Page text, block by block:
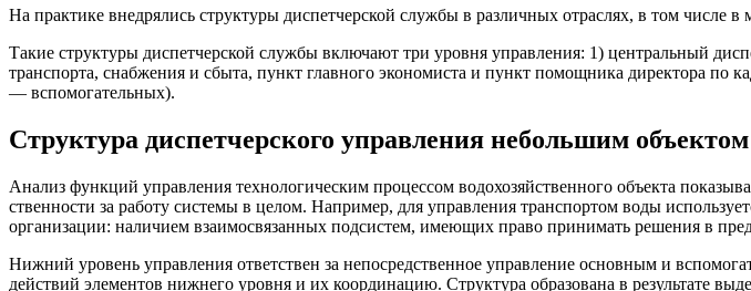
На практике внедрялись структуры диспетчерской службы в различных отрас­лях, в том
Такие струк­туры диспетчерской службы включают три уровня управления: 1) центральный
транспорта, снабжения и сбыта, пункт главного экономиста и пункт помощника директора по
— вспомогательных).
Структура диспетчерского управления не­большим объектом
Анализ функций управле­ния технологическим процессом водохозяй­ственного объекта
ственности за работу системы в целом. Например, для управления транспортом воды
организации: наличием взаимосвя­занных подсистем, имеющих право прини­мать решения в
Нижний уровень управления ответствен за непосредственное управление основным и
действий элементов нижнего уровня и их координацию. Структура обра­зована в результате